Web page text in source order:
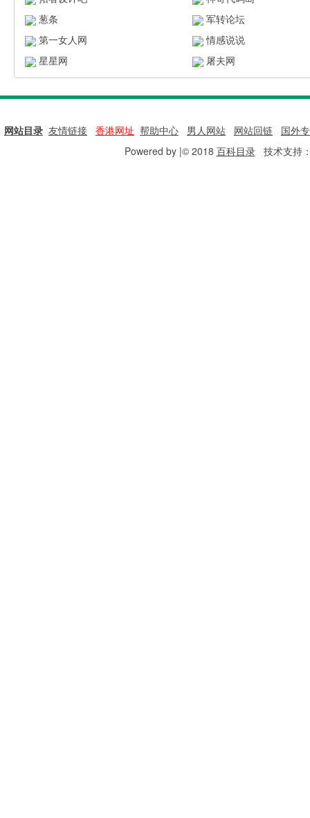
葱条
军转论坛
第一女人网
情感说说
星星网
屠夫网
网站目录 友情链接 香港网址 帮助中心 男人网站 网站回链
国外
Powered by |© 2018 百科目录技术支持